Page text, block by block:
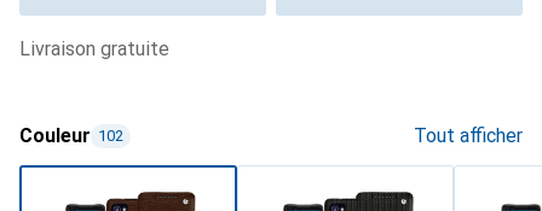
livraison gratuite
Couleur 102 Tout afficher